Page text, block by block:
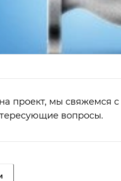
проект, мы свяжемся
вопросы.